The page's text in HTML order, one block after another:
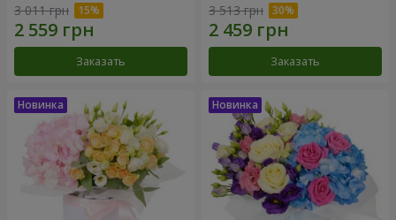
3 011 грн
Заказать
3 513 грн
Заказать